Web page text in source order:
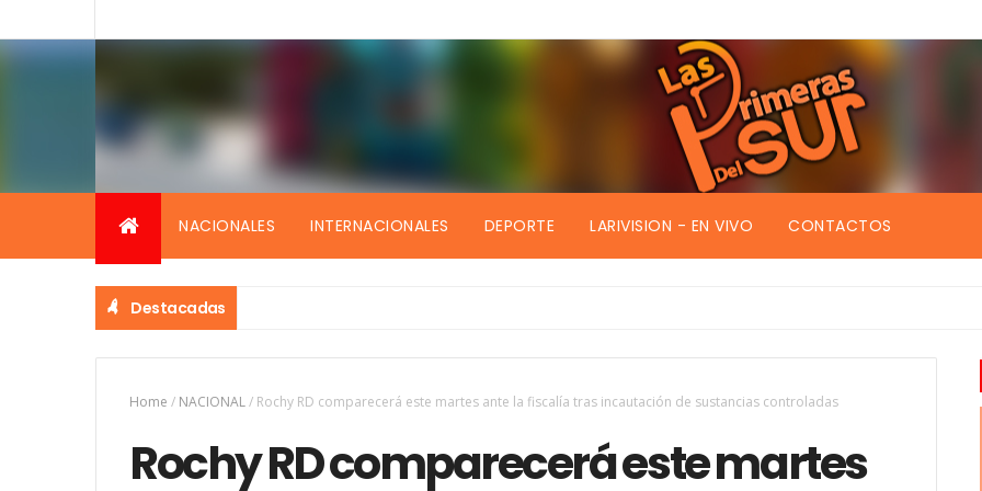
NACIONALES INTERNACIONALES DEPORTE LARIVISION - EN VIVO CONTACTOS
Destacadas
Home / NACIONAL/ Rochy RD comparecerá este martes ante la fiscalía tras incautación de sustancias controladas
Rochy RD comparecerá este martes